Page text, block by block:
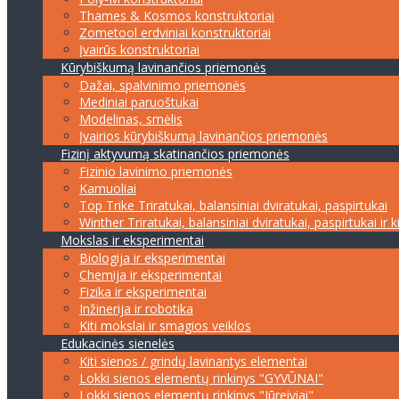
Thames & Kosmos konstruktoriai
Zometool erdviniai konstruktoriai
Įvairūs konstruktoriai
Kūrybiškumą lavinančios priemonės
Dažai, spalvinimo priemonės
Mediniai paruoštukai
Modelinas, smėlis
Įvairios kūrybiškumą lavinančios priemonės
Fizinį aktyvumą skatinančios priemonės
Fizinio lavinimo priemonės
Kamuoliai
Top Trike Triratukai, balansiniai dviratukai, paspirtukai
Winther Triratukai, balansiniai dviratukai, paspirtukai ir
Mokslas ir eksperimentai
Biologija ir eksperimentai
Chemija ir eksperimentai
Fizika ir eksperimentai
Inžinerija ir robotika
Kiti mokslai ir smagios veiklos
Edukacinės sienelės
Kiti sienos / grindų lavinantys elementai
Lokki sienos elementų rinkinys "GYVŪNAI"
Lokki sienos elementų rinkinys "Jūreiviai"